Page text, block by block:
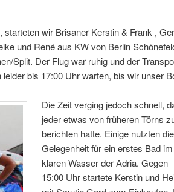
wir Brisaner Kerstin & Frank ,
und René aus KW von Berlin
Split. Der Flug war ruhig und der
bis 17:00 Uhr warten, bis wir unser
Die Zeit verging jedoch schnell,
jeder etwas von früheren Törns
berichten hatte. Einige nutzten die
Gelegenheit für ein erstes Bad im
klaren Wasser der Adria. Gegen
15:00 Uhr startete Kerstin und